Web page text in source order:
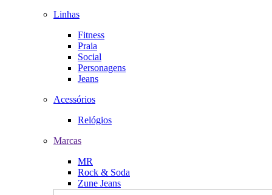
Linhas
Fitness
Praia
Social
Personagens
Jeans
Acessórios
Relógios
Marcas
MR
Rock & Soda
Zune Jeans